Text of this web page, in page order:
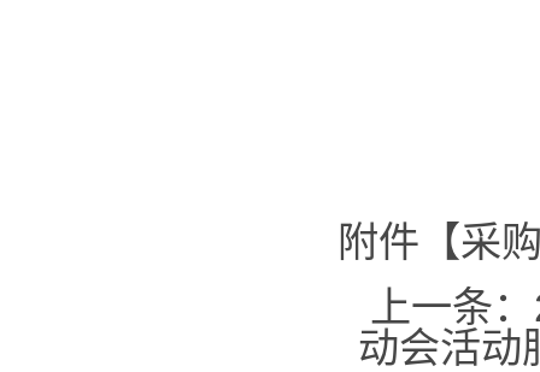
附件【采
上一条：
动会活动